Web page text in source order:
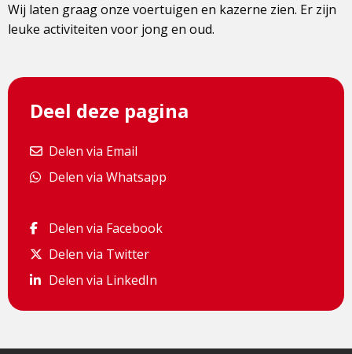
Wij laten graag onze voertuigen en kazerne zien. Er zijn
leuke activiteiten voor jong en oud.
Deel deze pagina
Delen via Email
Delen via Email
Delen via Whatsapp
Delen via Whatsapp
Delen via Facebook
Delen via Facebook
Delen via Twitter
Delen via Twitter
Delen via LinkedIn
Delen via LinkedIn